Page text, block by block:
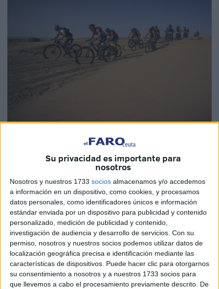
Su privacidad es importante para
nosotros
Nosotros y nuestros 1733 socios almacenamos y/o accedemos
a información en un dispositivo, como cookies, y procesamos
datos personales, como identificadores únicos e información
estándar enviada por un dispositivo para publicidad y contenido
personalizado, medición de publicidad y contenido,
investigación de audiencia y desarrollo de servicios. Con su
permiso, nosotros y nuestros socios podemos utilizar datos de
localización geográfica precisa e identificación mediante las
características de dispositivos. Puede hacer clic para otorgarnos
su consentimiento a nosotros y a nuestros 1733 socios para
que llevemos a cabo el procesamiento previamente descrito. De
La Titan Desert Marruecos 2025 que se disputará del 1 al
6 de mayo ha preparado para su vigésimo aniversario un
recorrido clásico de puro desierto, similar al de la primera
edición de 2006, en la que ha anunciado su participación
el clasicómano belga Greg Van Avermaet, campeón
olímpico en ruta en Río 2016 y de la París-Roubaix en
2017.
En la presentación que tuvo lugar en Barcelona se desveló